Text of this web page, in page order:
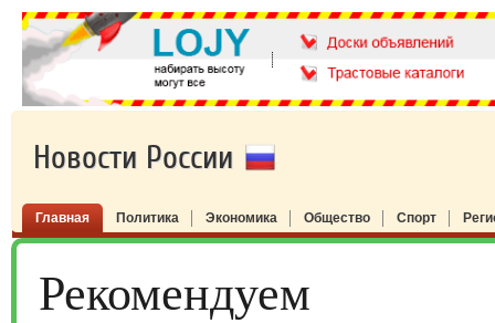
Новости России
Главная Политика Экономика Общество Спорт
Рекомендуем